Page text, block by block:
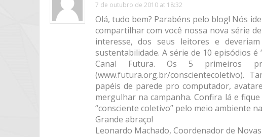
7 de outubro de 2010 at 18:32
Olá, tudo bem? Parabéns pelo blog! Nós
compartilhar com você nossa nova série
interesse, dos seus leitores e
sustentabilidade. A série de 10 episódios
Canal Futura. Os 5 primeiros
(www.futura.org.br/conscientecoletivo).
papéis de parede pro computador,
mergulhar na campanha. Confira lá e
“consciente coletivo” pelo meio ambiente
Grande abraço!
Leonardo Machado, Coordenador de